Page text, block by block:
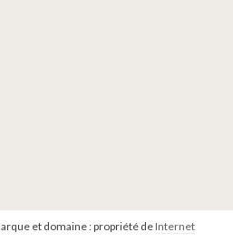
et domaine : propriété de Internet